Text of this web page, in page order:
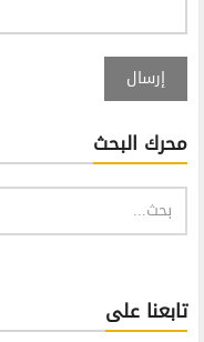
إرسال
محرك البحث
تابعنا على